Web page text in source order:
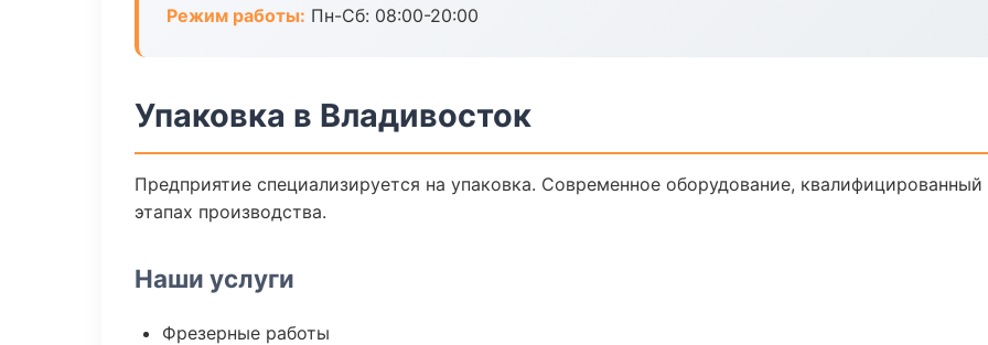
Режим работы: Пн-Сб: 08:00-20:00
Упаковка в Владивосток
Предприятие специализируется на упаковка. Современное оборудование, квалифицированный
этапах производства.
Наши услуги
Фрезерные работы